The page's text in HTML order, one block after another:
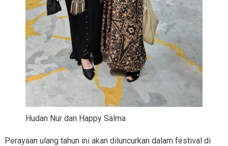
Hudan Nur dan Happy Salma
Perayaan ulang tahun ini akan diluncurkan dalam festival di